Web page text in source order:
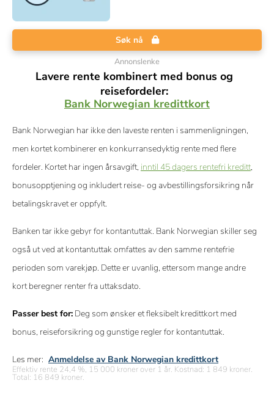
Søk nå
Annonslenke
Lavere rente kombinert med bonus og
reisefordeler:
Bank Norwegian kredittkort
Bank Norwegian har ikke den laveste renten i sammenligningen,
men kortet kombinerer en konkurransedyktig rente med flere
fordeler. Kortet har ingen årsavgift, inntil 45 dagers rentefri kreditt,
bonusopptjening og inkludert reise- og avbestillingsforsikring når
betalingskravet er oppfylt.
Banken tar ikke gebyr for kontantuttak. Bank Norwegian skiller seg
også ut ved at kontantuttak omfattes av den samme rentefrie
perioden som varekjøp. Dette er uvanlig, ettersom mange andre
kort beregner renter fra uttaksdato.
Passer best for: Deg som ønsker et fleksibelt kredittkort med
bonus, reiseforsikring og gunstige regler for kontantuttak.
Les mer: Anmeldelse av Bank Norwegian kredittkort
Effektiv rente 24,4 %, 15 000 kroner over 1 år. Kostnad: 1 849 kroner.
Total: 16 849 kroner.